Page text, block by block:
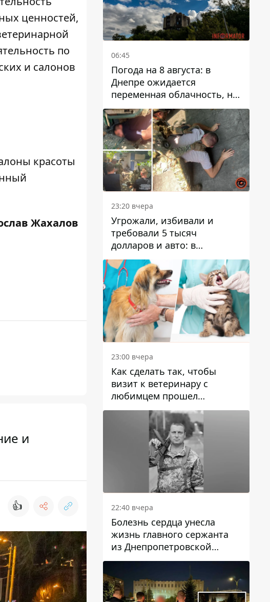
ценностей,
по
и салонов
красоты
Жахалов
и
👍
06:45
Погода на 8 августа: в
Днепре ожидается
переменная облачность, но
может пойти дождь
23:20 вчера
Угрожали, избивали и
требовали 5 тысяч
долларов и авто: в
Павлограде задержали двух
мужчин
23:00 вчера
Как сделать так, чтобы
визит к ветеринару с
любимцем прошел
спокойно: простые советы
22:40 вчера
Болезнь сердца унесла
жизнь главного сержанта
из Днепропетровской
области Юрия Свистуна